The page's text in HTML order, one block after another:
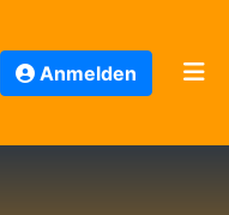
Anmelden